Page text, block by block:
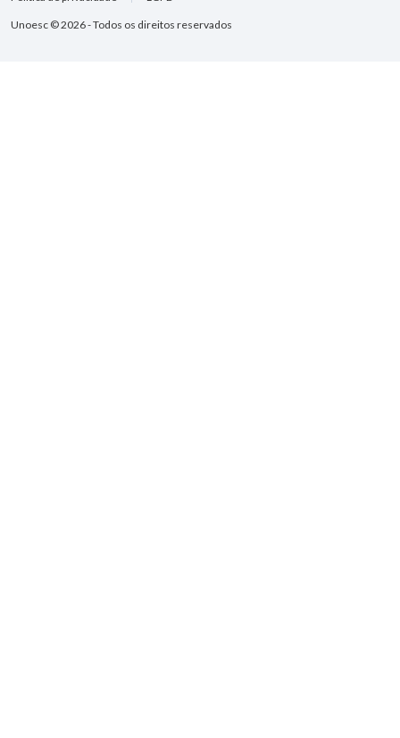
Unoesc © 2026 - Todos os direitos reservados